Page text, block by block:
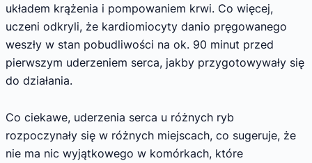
układem krążenia i pompowaniem krwi. Co więcej,
uczeni odkryli, że kardiomiocyty danio pręgowanego
weszły w stan pobudliwości na ok. 90 minut przed
pierwszym uderzeniem serca, jakby przygotowywały się
do działania.
Co ciekawe, uderzenia serca u różnych ryb
rozpoczynały się w różnych miejscach, co sugeruje, że
nie ma nic wyjątkowego w komórkach, które